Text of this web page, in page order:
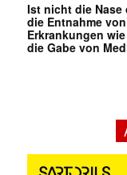
Ist nicht die Nase
die Entnahme
Erkrankungen
die Gabe von